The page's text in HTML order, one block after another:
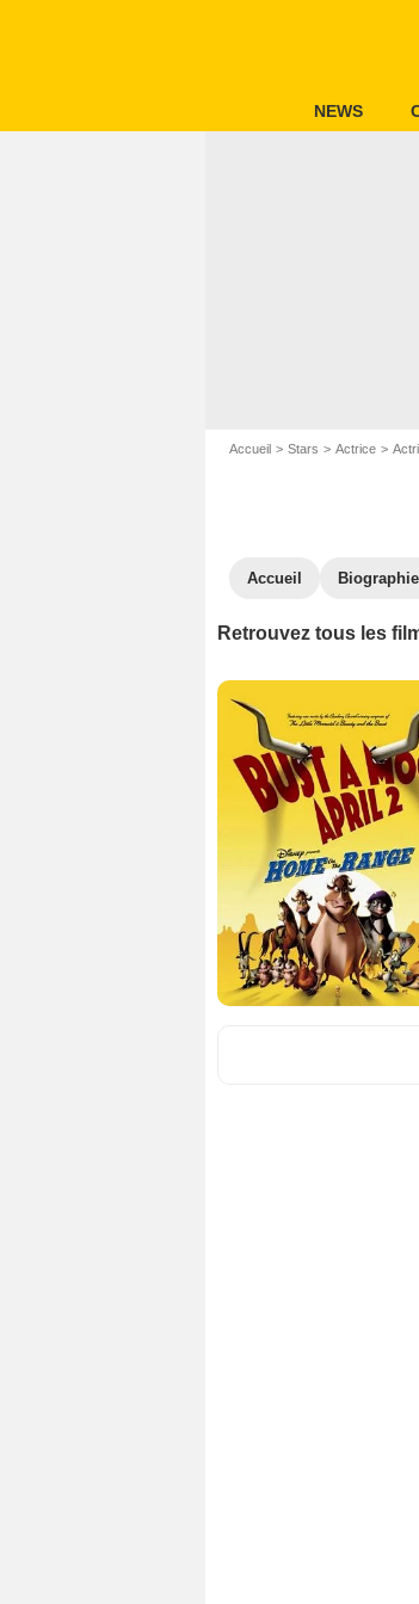
NEWS
Accueil Stars Actrice
Accueil Biographie
Retrouvez tous les